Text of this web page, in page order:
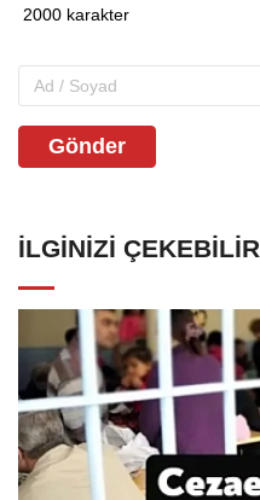
Gönder
İLGINIZI ÇEKEBILIR